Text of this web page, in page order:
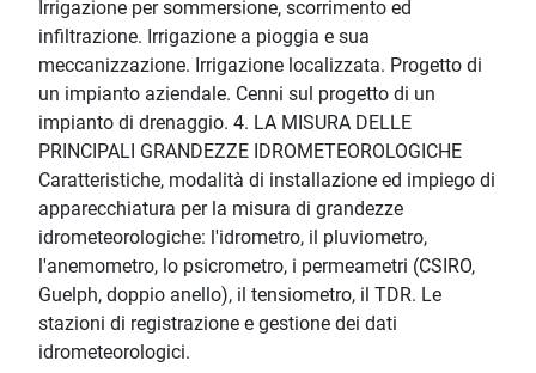
Irrigazione per sommersione, scorrimento ed
infiltrazione. Irrigazione a pioggia e sua
meccanizzazione. Irrigazione localizzata. Progetto di
un impianto aziendale. Cenni sul progetto di un
impianto di drenaggio. 4. LA MISURA DELLE
PRINCIPALI GRANDEZZE IDROMETEOROLOGICHE
Caratteristiche, modalità di installazione ed impiego di
apparecchiatura per la misura di grandezze
idrometeorologiche: l'idrometro, il pluviometro,
l'anemometro, lo psicrometro, i permeametri (CSIRO,
Guelph, doppio anello), il tensiometro, il TDR. Le
stazioni di registrazione e gestione dei dati
idrometeorologici.